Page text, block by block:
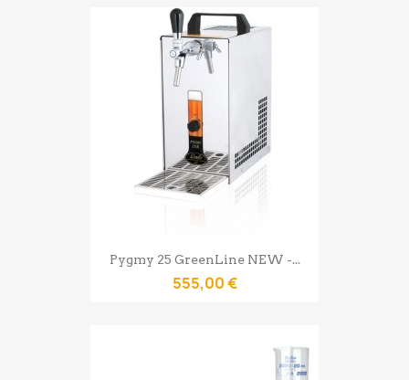
Pygmy 25 GreenLine NEW -...
555,00 €